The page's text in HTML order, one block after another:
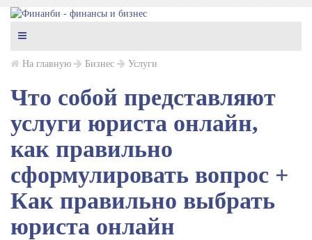
На главную Бизнес Услуги
Что собой представляют
услуги юриста онлайн,
как правильно
сформулировать вопрос +
Как правильно выбрать
юриста онлайн